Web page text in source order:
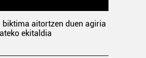
aitortzen duen agiria
ekitaldia